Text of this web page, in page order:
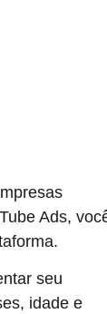
Ads,
seu
idade e